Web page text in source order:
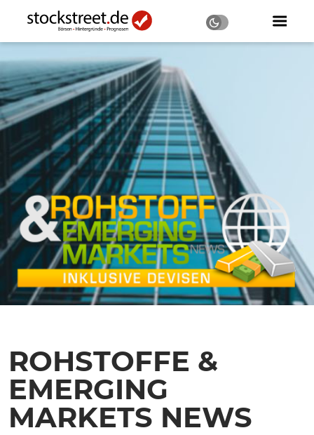
ROHSTOFFE &
EMERGING
MARKETS NEWS